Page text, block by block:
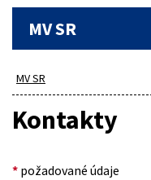
MV SR
MV SR
Kontakty
* požadované údaje